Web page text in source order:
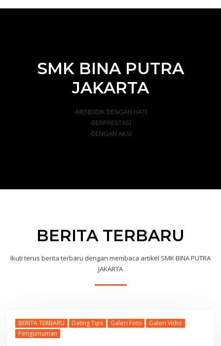
SMK BINA PUTRA
JAKARTA
-MENDIDIK DENGAN HATI
-BERPRESTASI
-DENGAN AKSI
BERITA TERBARU
Ikuti terus berita terbaru dengan membaca artikel SMK BINA PUTRA
JAKARTA
BERITA TERBARU Dating Tips Galeri Foto
Galeri Vidio
Pengumuman